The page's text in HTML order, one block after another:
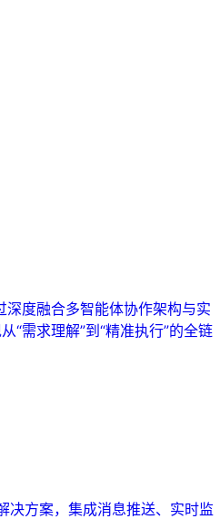
度融合多智能体协作架构与实
“需求理解”到“精准执行”的全链
决方案，集成消息推送、实时监